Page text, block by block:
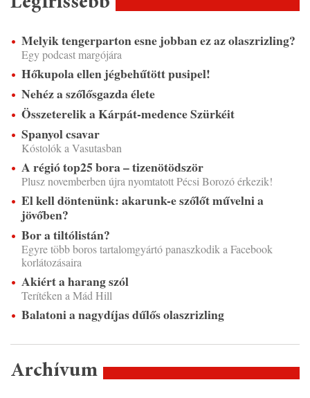
Melyik tengerparton esne jobban ez az olaszrizling?
Egy podcast margójára
Hőkupola ellen jégbehűtött pusipel!
Nehéz a szőlősgazda élete
Összeterelik a Kárpát-medence Szürkéit
Spanyol csavar
Kóstolók a Vasutasban
A régió top25 bora – tizenötödször
Plusz novemberben újra nyomtatott Pécsi Borozó érkezik!
El kell döntenünk: akarunk-e szőlőt művelni a
jövőben?
Bor a tiltólistán?
Egyre több boros tartalomgyártó panaszkodik a Facebook
korlátozásaira
Akiért a harang szól
Terítéken a Mád Hill
Balatoni a nagydíjas dűlős olaszrizling
Archívum